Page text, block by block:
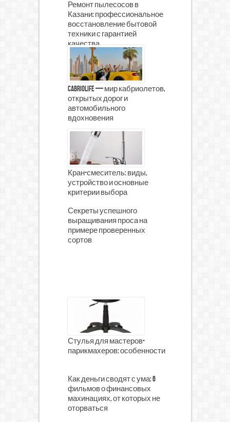
Ремонт пылесосов в
Казани: профессиональное
восстановление бытовой
техники с гарантией
качества
CabrioLife — мир кабриолетов,
открытых дорог и
автомобильного
вдохновения
Кран-смеситель: виды,
устройство и основные
критерии выбора
Секреты успешного
выращивания проса на
примере проверенных
сортов
Стулья для мастеров-
парикмахеров: особенности
Как деньги сводят с ума: 6
фильмов о финансовых
махинациях, от которых не
оторваться